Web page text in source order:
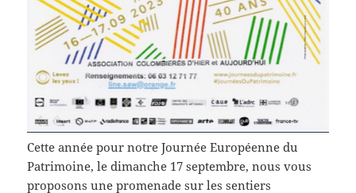
Cette année pour notre Journée Européenne du
Patrimoine, le dimanche 17 septembre, nous vous
proposons une promenade sur les sentiers